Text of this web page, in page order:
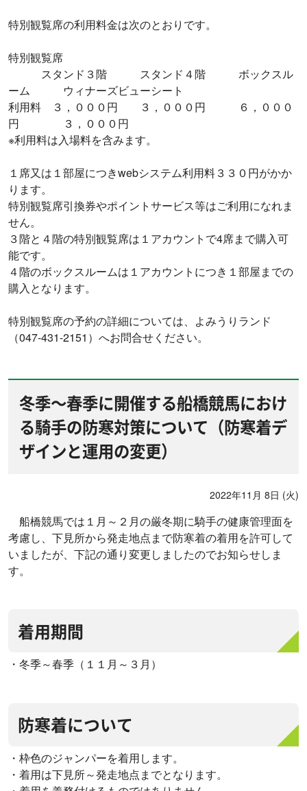
特別観覧席の利用料金は次のとおりです。
特別観覧席
スタンド３階 スタンド４階 ボックスル
ーム ウィナーズビューシート
利用料 ３，０００円 ３，０００円 ６，０００
円 ３，０００円
※利用料は入場料を含みます。
１席又は１部屋につきwebシステム利用料３３０円がかか
ります。
特別観覧席引換券やポイントサービス等はご利用になれま
せん。
３階と４階の特別観覧席は１アカウントで4席まで購入可
能です。
４階のボックスルームは１アカウントにつき１部屋までの
購入となります。
特別観覧席の予約の詳細については、よみうりランド
（047-431-2151）へお問合せください。
冬季～春季に開催する船橋競馬におけ
る騎手の防寒対策について（防寒着デ
ザインと運用の変更）
2022年11月 8日 (火)
船橋競馬では１月～２月の厳冬期に騎手の健康管理面を
考慮し、下見所から発走地点まで防寒着の着用を許可して
いましたが、下記の通り変更しましたのでお知らせしま
す。
着用期間
・冬季～春季（１１月～３月）
防寒着について
・枠色のジャンパーを着用します。
・着用は下見所～発走地点までとなります。